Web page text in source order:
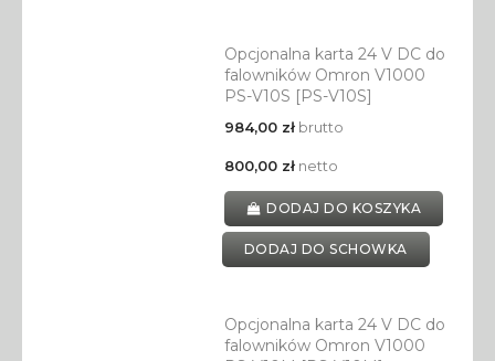
Opcjonalna karta 24 V DC do
falowników Omron V1000
PS-V10S [PS-V10S]
984,00 złbrutto
800,00 złnetto
DODAJ DO KOSZYKA
DODAJ DO SCHOWKA
Opcjonalna karta 24 V DC do
falowników Omron V1000